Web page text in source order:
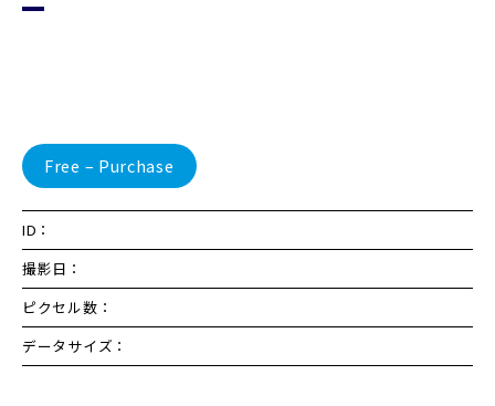
Free – Purchase
ID：
撮影日：
ピクセル数：
データサイズ：